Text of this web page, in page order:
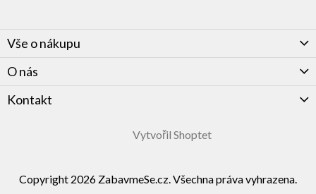
Vše o nákupu
O nás
Kontakt
Vytvořil Shoptet
Copyright 2026 ZabavmeSe.cz. Všechna práva vyhrazena.